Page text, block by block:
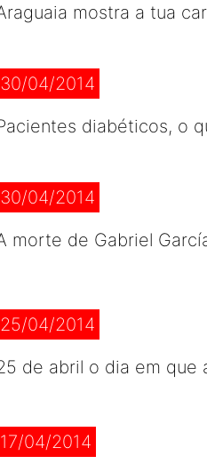
mostra a tua
30/04/2014
diabéticos, o
30/04/2014
morte de Gabriel
25/04/2014
de abril o dia em que
17/04/2014